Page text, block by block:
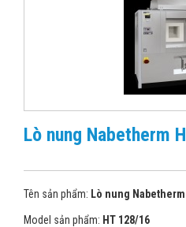
Lò nung Nabetherm
Tên sản phẩm: Lò nung
Model sản phẩm: HT 128/16